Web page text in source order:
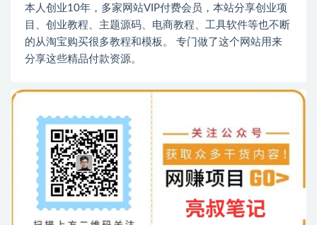
本人创业10年，多家网站VIP付费会员，本站分享创业项
目、创业教程、主题源码、电商教程、工具软件等也不断
的从淘宝购买很多教程和模板。 专门做了这个网站用来
分享这些精品付款资源。